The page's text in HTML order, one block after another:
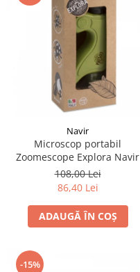
LEGO Art
LEGO Creator Expert
LEGO Architecture
LEGO Ideas
LEGO Speed Champions
Navir
Microscop portabil
Zoomescope Explora Navir
108,00 Lei
86,40 Lei
ADAUGĂ ÎN COȘ
-15%